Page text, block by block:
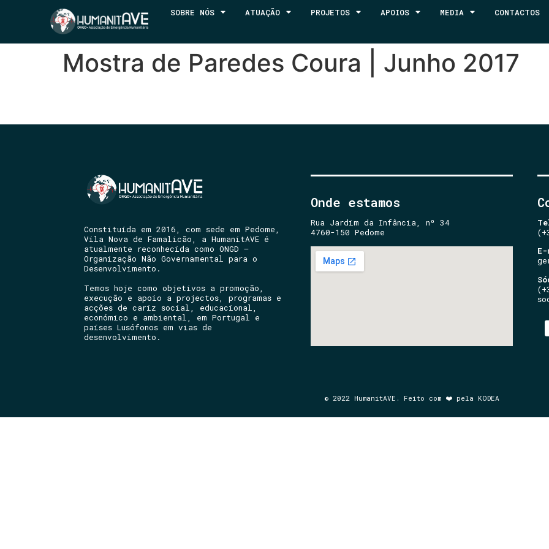
SOBRE NÓS ATUAÇÃO PROJETOS APOIOS MEDIA CONTACTOS
Mostra de Paredes Coura | Junho 2017
Constituída em 2016, com sede em Pedome,
Vila Nova de Famalicão, a HumanitAVE é
atualmente reconhecida como ONGD –
Organização Não Governamental para o
Desenvolvimento.
Temos hoje como objetivos a promoção,
execução e apoio a projectos, programas e
acções de cariz social, educacional,
económico e ambiental, em Portugal e
países Lusófonos em vias de
desenvolvimento.
Onde estamos
Rua Jardim da Infância, nº 34
4760-150 Pedome
© 2022 HumanitAVE. Feito com ❤️ pela KODEA